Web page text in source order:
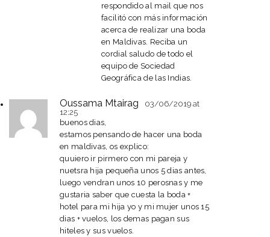
respondido al mail que nos
facilitó con más información
acerca de realizar una boda
en Maldivas. Reciba un
cordial saludo de todo el
equipo de Sociedad
Geográfica de las Indias.
Oussama Mtairag 03/06/2019 at
12:25
buenos dias,
estamos pensando de hacer una boda
en maldivas, os explico:
quuiero ir pirmero con mi pareja y
nuetsra hija pequeña unos 5 dias antes,
luego vendran unos 10 perosnas y me
gustaria saber que cuesta la boda +
hotel para mi hija yo y mi mujer unos 15
dias + vuelos, los demas pagan sus
hiteles y sus vuelos.